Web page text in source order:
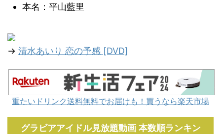
本名：平山藍里
→ 清水あいり 恋の予感 [DVD]
重たいドリンク送料無料でお届けも！買うなら楽天市場
グラビアアイドル見放題動画 本数順ランキン